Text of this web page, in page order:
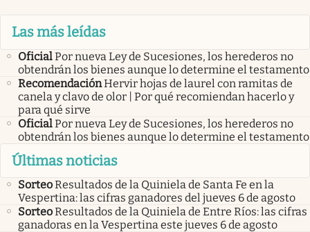
Las más leídas
OficialPor nueva Ley de Sucesiones, los herederos no
obtendrán los bienes aunque lo determine el testamento
RecomendaciónHervir hojas de laurel con ramitas de
canela y clavo de olor | Por qué recomiendan hacerlo y
para qué sirve
OficialPor nueva Ley de Sucesiones, los herederos no
obtendrán los bienes aunque lo determine el testamento
Últimas noticias
SorteoResultados de la Quiniela de Santa Fe en la
Vespertina: las cifras ganadores del jueves 6 de agosto
SorteoResultados de la Quiniela de Entre Ríos: las cifras
ganadoras en la Vespertina este jueves 6 de agosto